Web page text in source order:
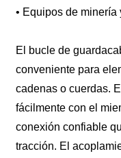
• Equipos de minería
El bucle de
conveniente para
cadenas o cuerdas.
fácilmente con el
conexión confiable
tracción. El